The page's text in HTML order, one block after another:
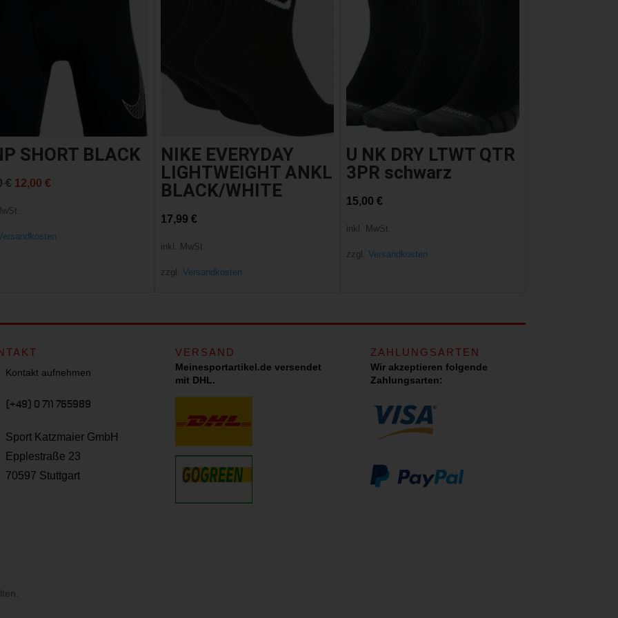
SHORT BLACK
€ Ursprünglicher
12,00€
NIKE EVERYDAY
LIGHTWEIGHT ANKL
BLACK/WHITE
17,99 €
inkl. MwSt.
zzgl. Versandkosten
U NK DRY LTWT QTR
3PR schwarz
15,00 €
inkl. MwSt.
zzgl. Versandkosten
Kontakt aufnehmen
(+49) 0 711 765989
Sport Katzmaier GmbH
Epplestraße 23
70597 Stuttgart
VERSAND
Meinesportartikel.de versendet
mit DHL.
ZAHLUNGSARTEN
Wir akzeptieren folgende
Zahlungsarten: